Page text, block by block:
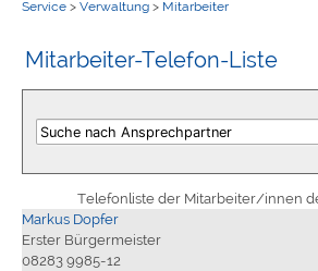
Service> Verwaltung> Mitarbeiter
Mitarbeiter-Telefon-Liste
Telefonliste der Mitarbeiter/innen
Markus Dopfer
Erster Bürgermeister
08283 9985-12